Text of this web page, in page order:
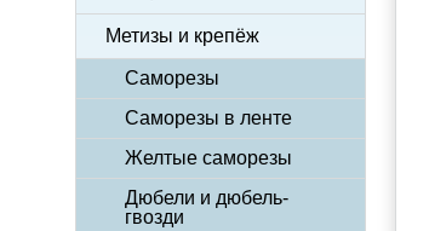
Метизы и крепёж
Саморезы
Саморезы в ленте
Желтые саморезы
Дюбели и дюбель-
гвозди